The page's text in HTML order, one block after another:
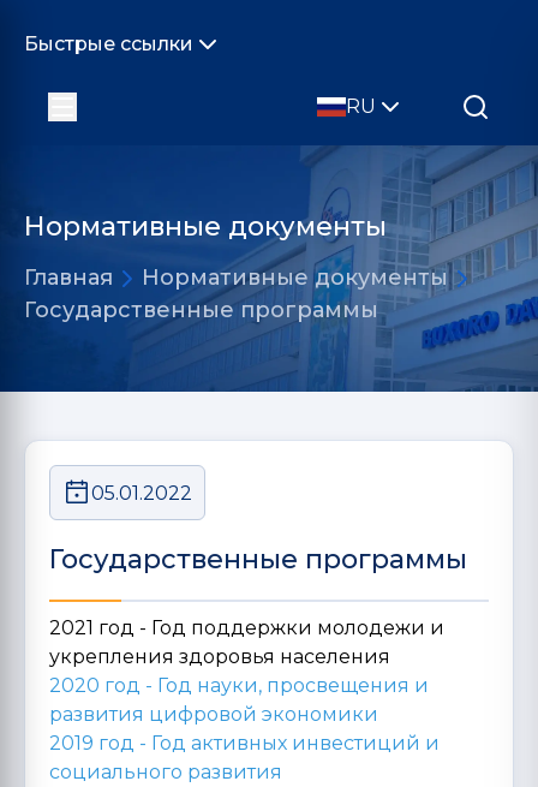
Быстрые ссылки
RU
Нормативные документы
Главная
Нормативные документы
Государственные программы
05.01.2022
Государственные программы
2021 год - Год поддержки молодежи и
укрепления здоровья населения
2020 год - Год науки, просвещения и
развития цифровой экономики
2019 год - Год активных инвестиций и
социального развития